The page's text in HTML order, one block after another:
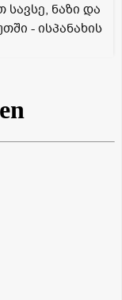
ნაზი და
- ისპანახის